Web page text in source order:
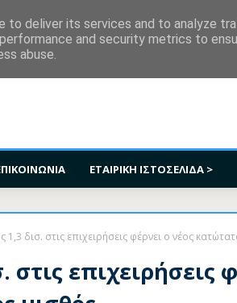
ΕΤΑΙΡΙΚΗ ΙΣΤΟΣΕΛΙΔΑ >
1,3 δισ. στις επιχειρήσεις φέρνει ο νέος
στις επιχειρήσεις
to deliver its services and to analyze
and security metrics to
abuse.